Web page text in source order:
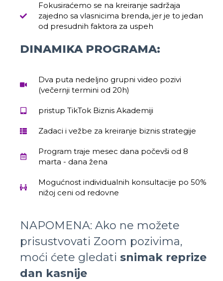
Fokusiraćemo se na kreiranje sadržaja
zajedno sa vlasnicima brenda, jer je to jedan
od presudnih faktora za uspeh
DINAMIKA PROGRAMA:
Dva puta nedeljno grupni video pozivi
(večernji termini od 20h)
pristup TikTok Biznis Akademiji
Zadaci i vežbe za kreiranje biznis strategije
Program traje mesec dana počevši od 8
marta - dana žena
Mogućnost individualnih konsultacije po 50%
nižoj ceni od redovne
NAPOMENA: Ako ne možete
prisustvovati Zoom pozivima,
moći ćete gledati snimak reprize
dan kasnije